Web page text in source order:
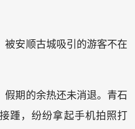
被安顺古城吸引的游客不在
假期的余热还未消退。青石
踵，纷纷拿起手机拍照打